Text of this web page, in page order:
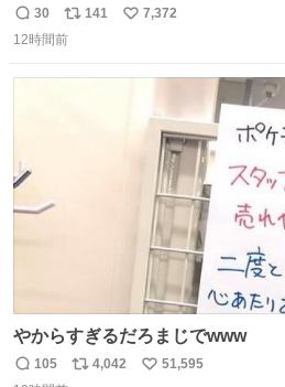
との外出はもう嫌らしい。 中身
昨日は夜のショッピングモールに
れ買いに行ってくれたんだ…😭
返
信
30
リ
ポ
141
い
7,372
12時間前
やからすぎるだろまじでwww
返
105
リ
4,042
い
51,595